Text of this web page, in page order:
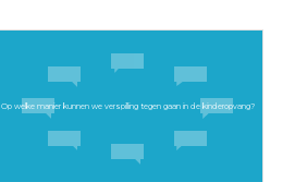
Op welke manier kunnen we verspilling tegen gaan in de kinderopvang?